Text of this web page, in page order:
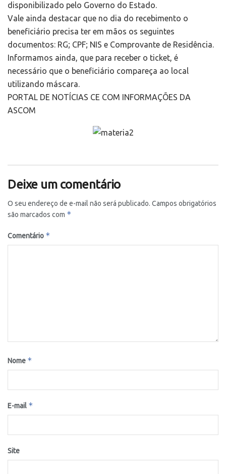
disponibilizado pelo Governo do Estado.
Vale ainda destacar que no dia do recebimento o
beneficiário precisa ter em mãos os seguintes
documentos: RG; CPF; NIS e Comprovante de Residência.
Informamos ainda, que para receber o ticket, é
necessário que o beneficiário compareça ao local
utilizando máscara.
PORTAL DE NOTÍCIAS CE COM INFORMAÇÕES DA
ASCOM
Deixe um comentário
O seu endereço de e-mail não será publicado. Campos obrigatórios
são marcados com *
Comentário *
Nome *
E-mail *
Site